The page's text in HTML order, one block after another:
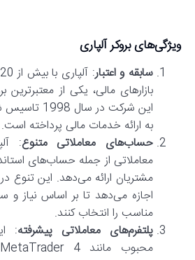
ویژگیهای بروکر آلپاری
سابقه و اعتبار
بازارهای مالی، یکی از
این شرکت در
به ارائه خدمات مالی پرداخته است.
حسابهای معاملاتی متنوع:
مشتریان ارائه می‌دهد. این تنوع
اجازه می‌دهد تا بر اساس نیاز
مناسب را انتخاب کنند.
پلتفرمهای معاملاتی پیشرفته: